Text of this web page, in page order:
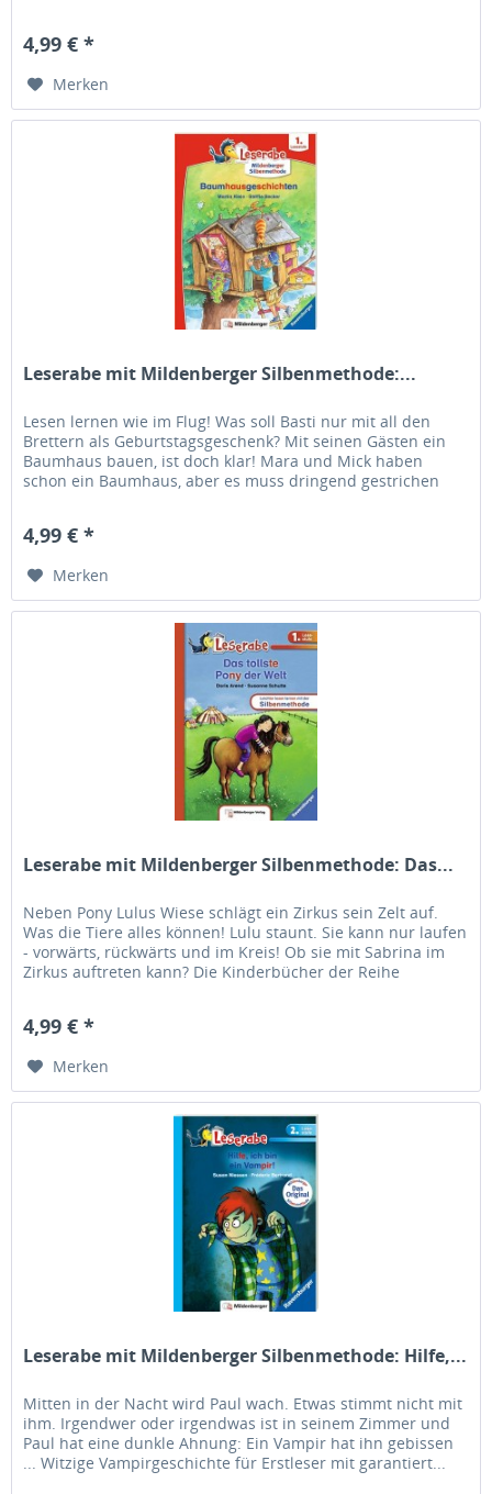
4,99 € *
Merken
Leserabe mit Mildenberger Silbenmethode:...
Lesen lernen wie im Flug! Was soll Basti nur mit all den
Brettern als Geburtstagsgeschenk? Mit seinen Gästen ein
Baumhaus bauen, ist doch klar! Mara und Mick haben
schon ein Baumhaus, aber es muss dringend gestrichen
4,99 € *
Merken
Leserabe mit Mildenberger Silbenmethode: Das...
Neben Pony Lulus Wiese schlägt ein Zirkus sein Zelt auf.
Was die Tiere alles können! Lulu staunt. Sie kann nur laufen
- vorwärts, rückwärts und im Kreis! Ob sie mit Sabrina im
Zirkus auftreten kann? Die Kinderbücher der Reihe
4,99 € *
Merken
Leserabe mit Mildenberger Silbenmethode: Hilfe,...
Mitten in der Nacht wird Paul wach. Etwas stimmt nicht mit
ihm. Irgendwer oder irgendwas ist in seinem Zimmer und
Paul hat eine dunkle Ahnung: Ein Vampir hat ihn gebissen
... Witzige Vampirgeschichte für Erstleser mit garantiert...